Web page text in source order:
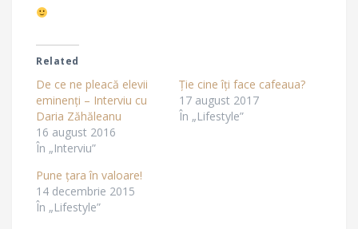
Related
De ce ne pleacă elevii
eminenți – Interviu cu
Daria Zăhăleanu
16 august 2016
În „Interviu”
Ție cine îți face cafeaua?
17 august 2017
În „Lifestyle”
Pune țara în valoare!
14 decembrie 2015
În „Lifestyle”